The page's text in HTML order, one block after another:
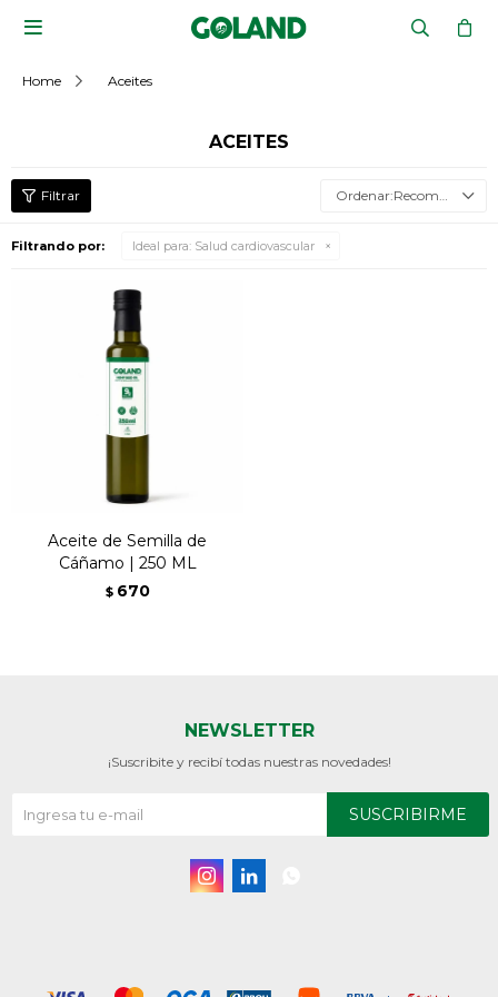

Home Aceites
ACEITES
Recomendados
Filtrando por: Ideal para: Salud cardiovascular
Aceite de Semilla de
Cáñamo | 250 ML
$ 670
NEWSLETTER
¡Suscribite y recibí todas nuestras novedades!
SUSCRIBIRME
 